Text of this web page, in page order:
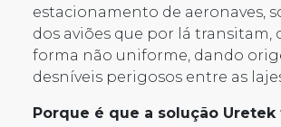
estacionamento de aeronaves,
dos aviões que por lá transitam,
forma não uniforme, dando
desníveis perigosos entre as
Porque é que a solução Uretek